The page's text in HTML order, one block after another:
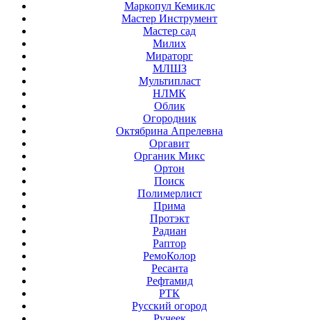
Маркопул Кемиклс
Мастер Инструмент
Мастер сад
Милих
Мираторг
МЛШЗ
Мультипласт
НЛМК
Облик
Огородник
Октябрина Апрелевна
Оргавит
Органик Микс
Ортон
Поиск
Полимерлист
Прима
Протэкт
Радиан
Раптор
РемоКолор
Ресанта
Рефтамид
РТК
Русский огород